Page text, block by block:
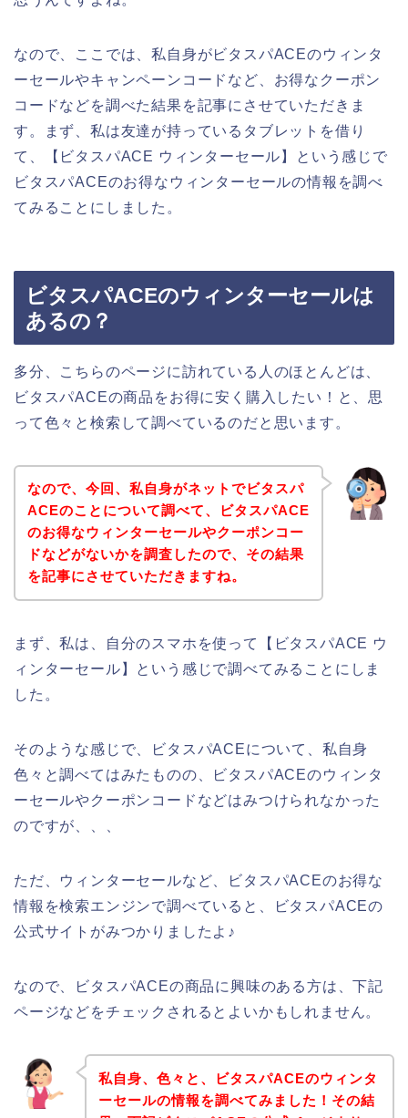
なので、ここでは、私自身がビタスパACEのウィンタ
ーセールやキャンペーンコードなど、お得なクーポン
コードなどを調べた結果を記事にさせていただきま
す。まず、私は友達が持っているタブレットを借り
て、【ビタスパACE ウィンターセール】という感じで
ビタスパACEのお得なウィンターセールの情報を調べ
てみることにしました。
ビタスパACEのウィンターセールは
あるの？
多分、こちらのページに訪れている人のほとんどは、
ビタスパACEの商品をお得に安く購入したい！と、思
って色々と検索して調べているのだと思います。
なので、今回、私自身がネットでビタスパ
ACEのことについて調べて、ビタスパACE
のお得なウィンターセールやクーポンコー
ドなどがないかを調査したので、その結果
を記事にさせていただきますね。
まず、私は、自分のスマホを使って【ビタスパACE ウ
ィンターセール】という感じで調べてみることにしま
した。
そのような感じで、ビタスパACEについて、私自身
色々と調べてはみたものの、ビタスパACEのウィンタ
ーセールやクーポンコードなどはみつけられなかった
のですが、、、
ただ、ウィンターセールなど、ビタスパACEのお得な
情報を検索エンジンで調べていると、ビタスパACEの
公式サイトがみつかりましたよ♪
なので、ビタスパACEの商品に興味のある方は、下記
ページなどをチェックされるとよいかもしれません。
私自身、色々と、ビタスパACEのウィンタ
ーセールの情報を調べてみました！その結